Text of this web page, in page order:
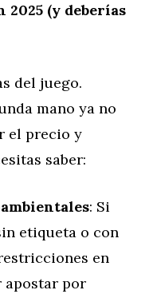
2025 (y deberías
del juego.
mano ya no
el precio y
saber:
: Si
etiqueta o con
en
apostar por